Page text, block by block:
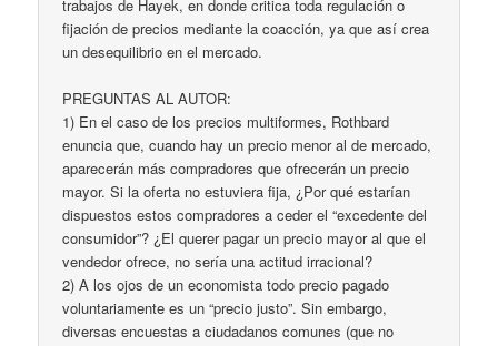
trabajos de Hayek, en donde critica toda regulación o
fijación de precios mediante la coacción, ya que así crea
un desequilibrio en el mercado.
PREGUNTAS AL AUTOR:
1) En el caso de los precios multiformes, Rothbard
enuncia que, cuando hay un precio menor al de mercado,
aparecerán más compradores que ofrecerán un precio
mayor. Si la oferta no estuviera fija, ¿Por qué estarían
dispuestos estos compradores a ceder el “excedente del
consumidor”? ¿El querer pagar un precio mayor al que el
vendedor ofrece, no sería una actitud irracional?
2) A los ojos de un economista todo precio pagado
voluntariamente es un “precio justo”. Sin embargo,
diversas encuestas a ciudadanos comunes (que no